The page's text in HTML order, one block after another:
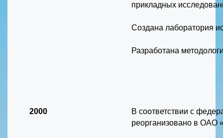
прикладных
Создана лаборатория
Разработана
2000
В соответствии с
реорганизовано в ОАО